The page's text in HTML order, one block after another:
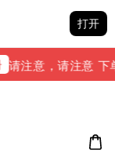
打开
请注意，请注意 下